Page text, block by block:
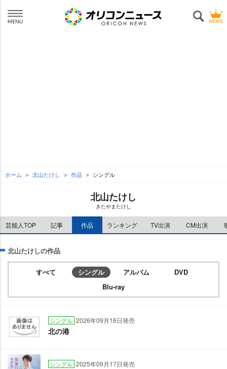
ホーム 北山たけし 作品 シングル
北山たけし
きたやまたけし
芸能人TOP 記事 作品 ランキング TV出演 CM出演
北山たけしの作品
すべて シングル アルバム
DVD
Blu-ray
シングル 2026年09月16日発売
北の港
シングル 2025年09月17日発売